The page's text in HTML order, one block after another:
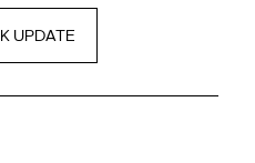
UPDATE